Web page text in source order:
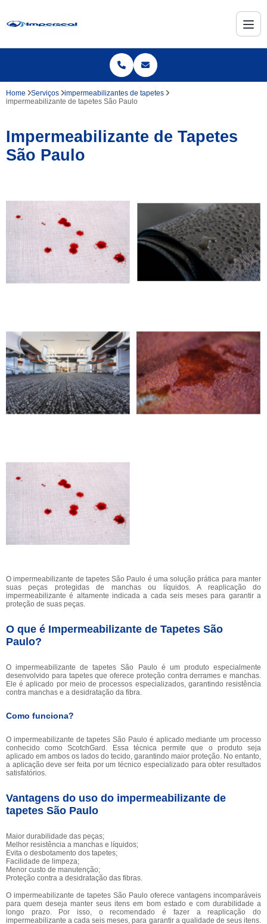
Home Serviços
impermeabilizantes de tapetes
impermeabilizante de tapetes São Paulo
Impermeabilizante de Tapetes
São Paulo
O impermeabilizante de tapetes São Paulo é uma solução prática para manter
suas peças protegidas de manchas ou líquidos. A reaplicação do
impermeabilizante é altamente indicada a cada seis meses para garantir a
proteção de suas peças.
O que é Impermeabilizante de Tapetes São
Paulo?
O impermeabilizante de tapetes São Paulo é um produto especialmente
desenvolvido para tapetes que oferece proteção contra derrames e manchas.
Ele é aplicado por meio de processos especializados, garantindo resistência
contra manchas e a desidratação da fibra.
Como funciona?
O impermeabilizante de tapetes São Paulo é aplicado mediante um processo
conhecido como ScotchGard. Essa técnica permite que o produto seja
aplicado em ambos os lados do tecido, garantindo maior proteção. No entanto,
a aplicação deve ser feita por um técnico especializado para obter resultados
satisfatórios.
Vantagens do uso do impermeabilizante de
tapetes São Paulo
Maior durabilidade das peças;
Melhor resistência a manchas e líquidos;
Evita o desbotamento dos tapetes;
Facilidade de limpeza;
Menor custo de manutenção;
Proteção contra a desidratação das fibras.
O impermeabilizante de tapetes São Paulo oferece vantagens incomparáveis
para quem deseja manter seus itens em bom estado e com durabilidade a
longo prazo. Por isso, o recomendado é fazer a reaplicação do
impermeabilizante a cada seis meses, para garantir a qualidade de seus itens.